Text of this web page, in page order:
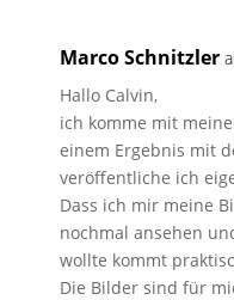
Marco Schnitzler
Hallo Calvin,
ich komme mit
einem Ergebnis mit
veröffentliche ich
Dass ich mir meine
nochmal ansehen
wollte kommt
Die Bilder sind für